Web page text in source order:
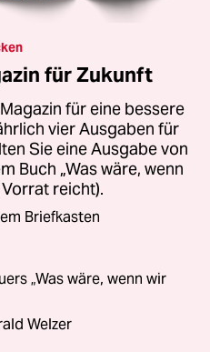
für Zukunft
für eine bessere
vier Ausgaben für
Sie eine Ausgabe von
Buch „Was wäre, wenn
reicht).
Briefkasten
„Was wäre, wenn wir
Welzer